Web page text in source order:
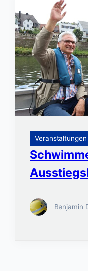
Veranstaltungen
Benjamin